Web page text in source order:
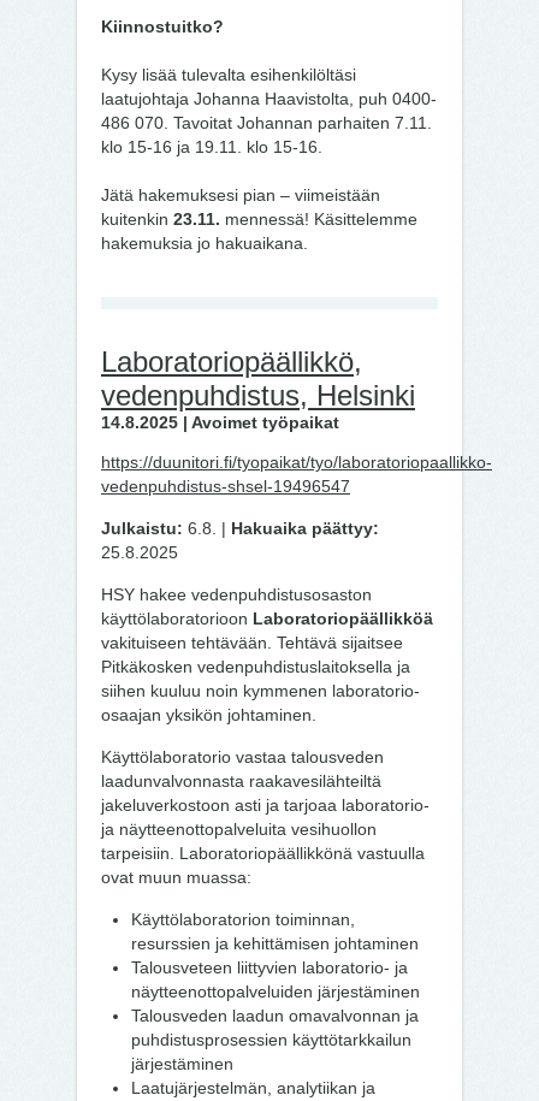
Kiinnostuitko?
Kysy lisää tulevalta esihenkilöltäsi
laatujohtaja Johanna Haavistolta, puh 0400-
486 070. Tavoitat Johannan parhaiten 7.11.
klo 15-16 ja 19.11. klo 15-16.
Jätä hakemuksesi pian – viimeistään
kuitenkin 23.11. mennessä! Käsittelemme
hakemuksia jo hakuaikana.
Laboratoriopäällikkö,
vedenpuhdistus, Helsinki
14.8.2025 | Avoimet työpaikat
https://duunitori.fi/tyopaikat/tyo/laboratoriopaallikko-
vedenpuhdistus-shsel-19496547
Julkaistu: 6.8. | Hakuaika päättyy:
25.8.2025
HSY hakee vedenpuhdistusosaston
käyttölaboratorioon Laboratoriopäällikköä
vakituiseen tehtävään. Tehtävä sijaitsee
Pitkäkosken vedenpuhdistuslaitoksella ja
siihen kuuluu noin kymmenen laboratorio-
osaajan yksikön johtaminen.
Käyttölaboratorio vastaa talousveden
laadunvalvonnasta raakavesilähteiltä
jakeluverkostoon asti ja tarjoaa laboratorio-
ja näytteenottopalveluita vesihuollon
tarpeisiin. Laboratoriopäällikkönä vastuulla
ovat muun muassa:
Käyttölaboratorion toiminnan,
resurssien ja kehittämisen johtaminen
Talousveteen liittyvien laboratorio- ja
näytteenottopalveluiden järjestäminen
Talousveden laadun omavalvonnan ja
puhdistusprosessien käyttötarkkailun
järjestäminen
Laatujärjestelmän, analytiikan ja